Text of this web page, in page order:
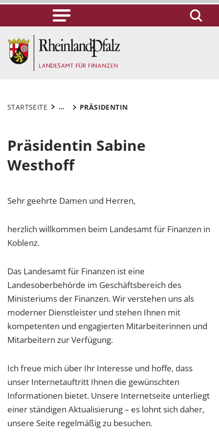
STARTSEITE ... PRÄSIDENTIN
Präsidentin Sabine
Westhoff
Sehr geehrte Damen und Herren,
herzlich willkommen beim Landesamt für Finanzen in
Koblenz.
Das Landesamt für Finanzen ist eine
Landesoberbehörde im Geschäftsbereich des
Ministeriums der Finanzen. Wir verstehen uns als
moderner Dienstleister und stehen Ihnen mit
kompetenten und engagierten Mitarbeiterinnen und
Mitarbeitern zur Verfügung.
Ich freue mich über Ihr Interesse und hoffe, dass
unser Internetauftritt Ihnen die gewünschten
Informationen bietet. Unsere Internetseite unterliegt
einer ständigen Aktualisierung – es lohnt sich daher,
unsere Seite regelmäßig zu besuchen.